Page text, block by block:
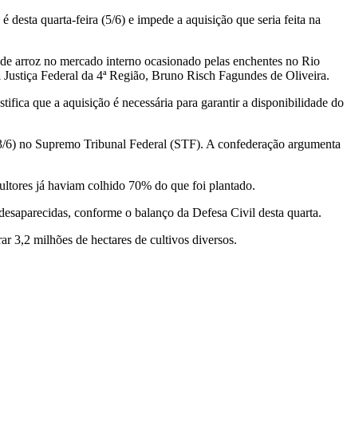
quarta-feira (5/6) e impede a aquisição que seria feita na
arroz no mercado interno ocasionado pelas enchentes no Rio
Federal da 4ª Região, Bruno Risch Fagundes de Oliveira.
que a aquisição é necessária para garantir a disponibilidade do
no Supremo Tribunal Federal (STF). A confederação argumenta
já haviam colhido 70% do que foi plantado.
conforme o balanço da Defesa Civil desta quarta.
3,2 milhões de hectares de cultivos diversos.